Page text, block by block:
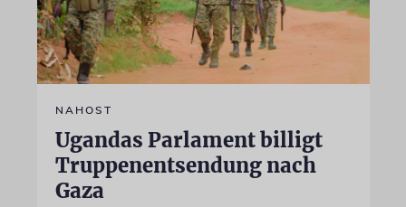
NAHOST
Ugandas Parlament billigt
Truppenentsendung nach
Gaza